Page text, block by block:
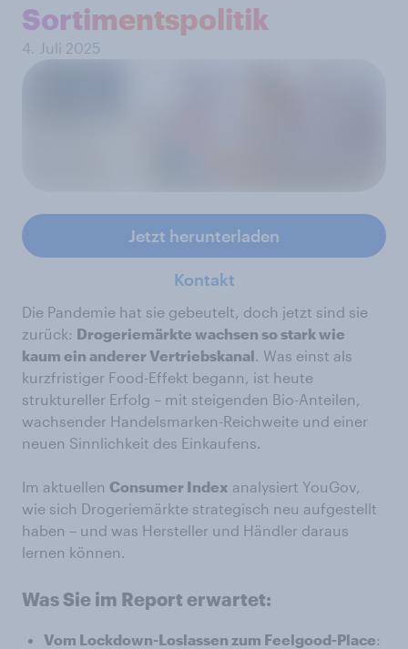
Sortimentspolitik
4. Juli 2025
Jetzt herunterladen
Kontakt
Die Pandemie hat sie gebeutelt, doch jetzt sind sie
zurück: Drogeriemärkte wachsen so stark wie
kaum ein anderer Vertriebskanal . Was einst als
kurzfristiger Food-Effekt begann, ist heute
struktureller Erfolg – mit steigenden Bio-Anteilen,
wachsender Handelsmarken-Reichweite und einer
neuen Sinnlichkeit des Einkaufens.
Im aktuellen Consumer Index analysiert YouGov,
wie sich Drogeriemärkte strategisch neu aufgestellt
haben – und was Hersteller und Händler daraus
lernen können.
Was Sie im Report erwartet:
Vom Lockdown-Loslassen zum Feelgood-Place: